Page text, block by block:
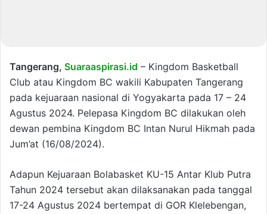
Tangerang, Suaraaspirasi.id – Kingdom Basketball
Club atau Kingdom BC wakili Kabupaten Tangerang
pada kejuaraan nasional di Yogyakarta pada 17 – 24
Agustus 2024. Pelepasa Kingdom BC dilakukan oleh
dewan pembina Kingdom BC Intan Nurul Hikmah pada
Jum’at (16/08/2024).
Adapun Kejuaraan Bolabasket KU-15 Antar Klub Putra
Tahun 2024 tersebut akan dilaksanakan pada tanggal
17-24 Agustus 2024 bertempat di GOR Klelebengan,